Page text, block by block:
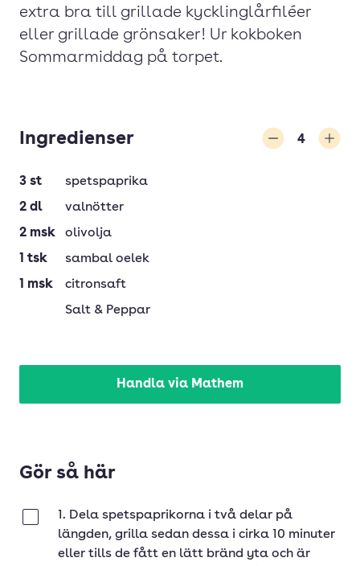
extra bra till grillade kycklinglårfiléer
eller grillade grönsaker! Ur kokboken
Sommarmiddag på torpet.
Ingredienser
4
3 st
spetspaprika
2 dl
valnötter
2 msk
olivolja
1 tsk
sambal oelek
1 msk
citronsaft
Salt & Peppar
Handla via Mathem
Gör så här
1. Dela spetspaprikorna i två delar på
längden, grilla sedan dessa i cirka 10 minuter
eller tills de fått en lätt bränd yta och är